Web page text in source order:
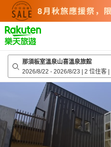
top
page
那須板室溫泉山喜溫泉旅館
2026/8/22 - 2026/8/23 | 2 位住客 |